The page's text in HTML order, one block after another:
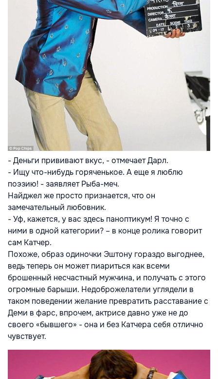
- Деньги прививают вкус, - отмечает Дарл.
- Ищу что-нибудь горяченькое. А еще я люблю
поэзию! - заявляет Рыба-меч.
Найджел же просто признается, что он
замечательный любовник.
- Уф, кажется, у вас здесь паноптикум! Я точно с
ними в одной категории? – в конце ролика говорит
сам Катчер.
Похоже, образ одиночки Эштону гораздо выгоднее,
ведь теперь он может пиариться как всеми
брошенный несчастный мужчина, и получать с этого
огромные барыши. Недоброжелатели углядели в
таком поведении желание превратить расставание с
Деми в фарс, впрочем, актрисе давно уже не до
своего «бывшего» - она и без Катчера себя отлично
чувствует.